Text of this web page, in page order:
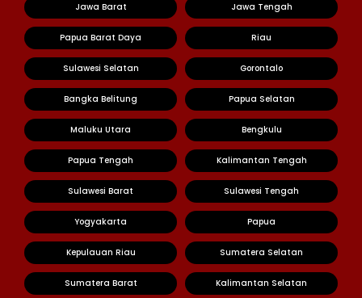
Jawa Barat Jawa Tengah
Papua Barat Daya Riau
Sulawesi Selatan Gorontalo
Bangka Belitung Papua Selatan
Maluku Utara Bengkulu
Papua Tengah Kalimantan Tengah
Sulawesi Barat Sulawesi Tengah
Yogyakarta Papua
Kepulauan Riau Sumatera Selatan
Sumatera Barat Kalimantan Selatan